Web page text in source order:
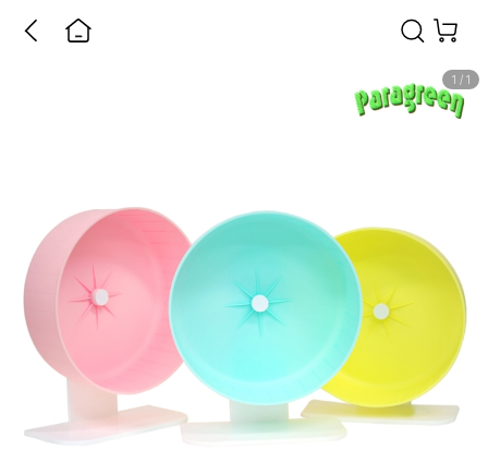
1 / 1